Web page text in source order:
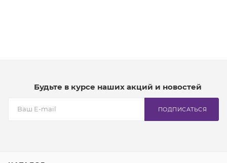
Будьте в курсе наших акций и новостей
ПОДПИСАТЬСЯ